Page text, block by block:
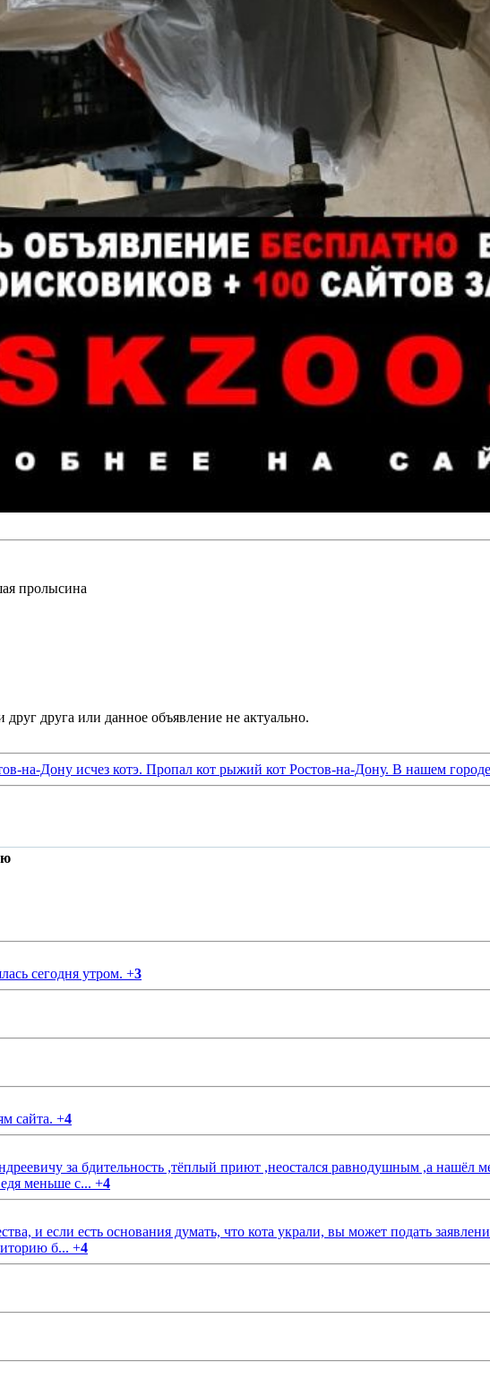
пролысина
на-Дону исчез котэ. Пропал кот рыжий кот Ростов-на-Дону. В нашем
сегодня утром. +3
сайта. +4
за бдительность ,тёплый приют ,неостался равнодушным ,а нашёл
меньше с... +4
и если есть основания думать, что кота украли, вы может подать
б... +4